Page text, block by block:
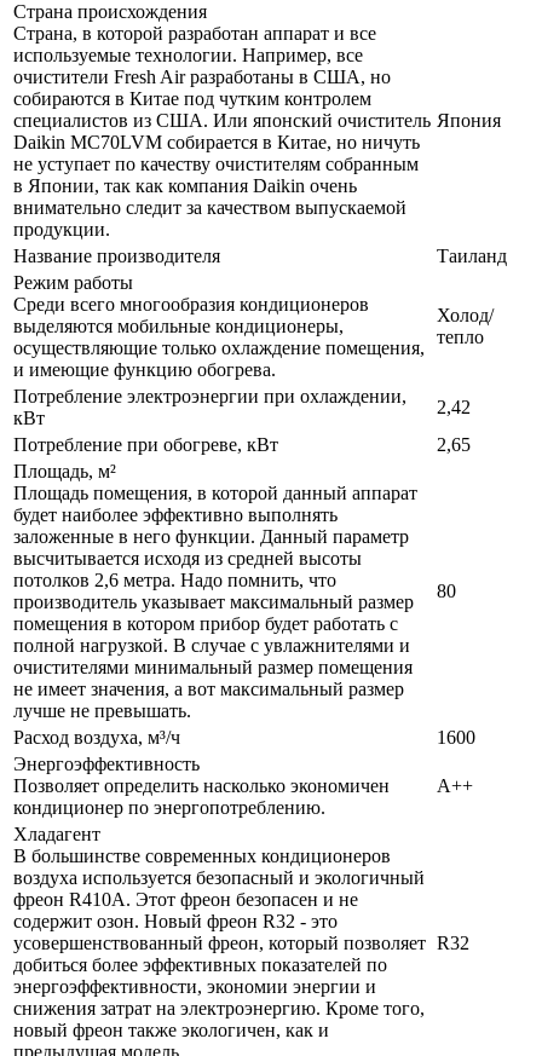
Страна происхождения
Страна, в которой разработан аппарат и все
используемые технологии. Например, все
очистители Fresh Air разработаны в США, но
собираются в Китае под чутким контролем
специалистов из США. Или японский очиститель
Daikin MC70LVM собирается в Китае, но ничуть
не уступает по качеству очистителям собранным
в Японии, так как компания Daikin очень
внимательно следит за качеством выпускаемой
продукции.
Япония
Название производителя
Таиланд
Режим работы
Среди всего многообразия кондиционеров
выделяются мобильные кондиционеры,
осуществляющие только охлаждение помещения,
и имеющие функцию обогрева.
Холод/
тепло
Потребление электроэнергии при охлаждении,
кВт
2,42
Потребление при обогреве, кВт
2,65
Площадь, м²
Площадь помещения, в которой данный аппарат
будет наиболее эффективно выполнять
заложенные в него функции. Данный параметр
высчитывается исходя из средней высоты
потолков 2,6 метра. Надо помнить, что
производитель указывает максимальный размер
помещения в котором прибор будет работать с
полной нагрузкой. В случае с увлажнителями и
очистителями минимальный размер помещения
не имеет значения, а вот максимальный размер
лучше не превышать.
80
Расход воздуха, м³/ч
1600
Энергоэффективность
Позволяет определить насколько экономичен
кондиционер по энергопотреблению.
A++
Хладагент
В большинстве современных кондиционеров
воздуха используется безопасный и экологичный
фреон R410A. Этот фреон безопасен и не
содержит озон. Новый фреон R32 - это
усовершенствованный фреон, который позволяет
добиться более эффективных показателей по
энергоэффективности, экономии энергии и
снижения затрат на электроэнергию. Кроме того,
новый фреон также экологичен, как и
предыдущая модель.
R32